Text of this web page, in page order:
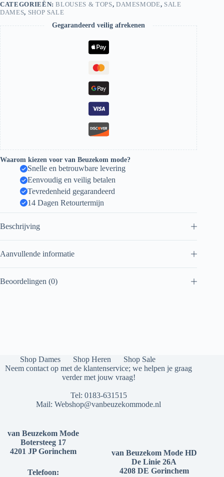
CATEGORIEËN:BLOUSES & TOPS, DAMESMODE, SALE
DAMES, SHOP SALE
Gegarandeerd veilig afrekenen
Waarom kiezen voor van Beuzekom mode?
Snelle en betrouwbare levering
Eenvoudig en veilig betalen
Tevredenheid gegarandeerd
14 Dagen Retourtermijn
Beschrijving
Aanvullende informatie
Beoordelingen (0)
Shop Dames Shop Heren
Shop Sale
Neem contact op met de klantenservice; we helpen je graag
verder met jouw vraag!
Tel: 0183-631515
Mail:Webshop@vanbeuzekommode.nl
van Beuzekom Mode
Botersteeg 17
4201 JP Gorinchem
Telefoon:
van Beuzekom Mode HD
De Linie 26A
4208 DE Gorinchem